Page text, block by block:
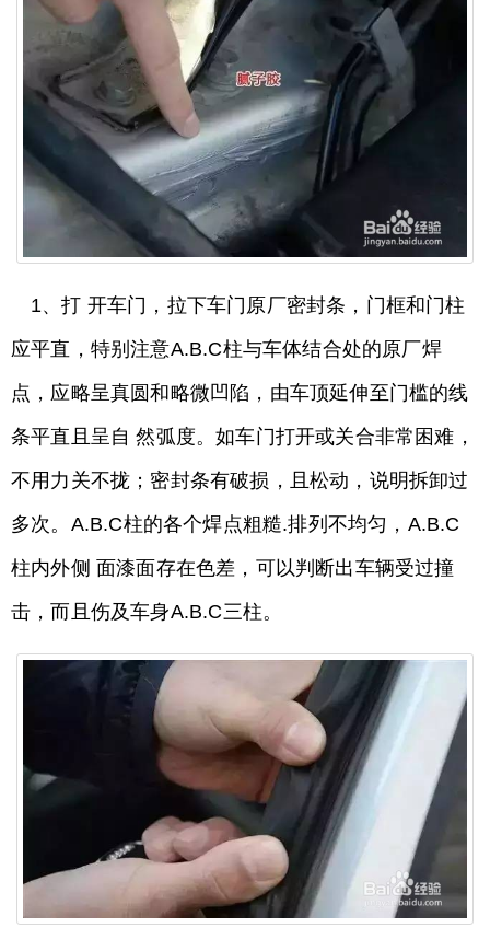
1、打 开车门，拉下车门原厂密封条，门框和门柱
应平直，特别注意A.B.C柱与车体结合处的原厂焊
点，应略呈真圆和略微凹陷，由车顶延伸至门槛的线
条平直且呈自 然弧度。如车门打开或关合非常困难，
不用力关不拢；密封条有破损，且松动，说明拆卸过
多次。A.B.C柱的各个焊点粗糙.排列不均匀，A.B.C
柱内外侧 面漆面存在色差，可以判断出车辆受过撞
击，而且伤及车身A.B.C三柱。